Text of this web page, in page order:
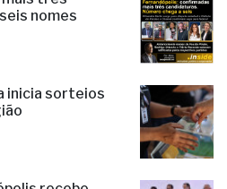
mais três
nomes
inicia sorteios